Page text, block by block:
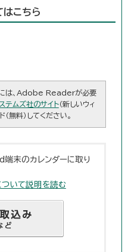
こちら
には、Adobe Readerが必要
テムズ社のサイト（新しいウィ
無料）してください。
末のカレンダーに取り
ついて説明を読む